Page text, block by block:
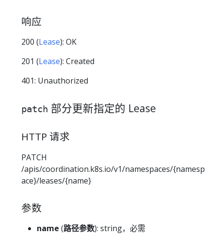
响应
200 (Lease): OK
201 (Lease): Created
401: Unauthorized
patch 部分更新指定的 Lease
HTTP 请求
PATCH
/apis/coordination.k8s.io/v1/namespaces/{namesp
ace}/leases/{name}
参数
name (路径参数): string，必需